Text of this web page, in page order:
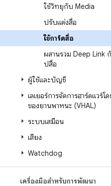
ใช้วิทยุกับ Media
ปรับแต่งสื่อ
ใช้การ์ดสื่อ
ผสานรวม Deep Link
ปสื่อ
ผู้ใช้และบัญชี
เลเยอร์การจัดการฮาร์ดแวร์โ
ของยานพาหนะ (VHAL)
ระบบเสมือน
เสียง
Watchdog
เครื่องมือสำหรับการพัฒนา